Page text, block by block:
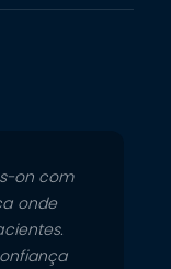
on com
onde